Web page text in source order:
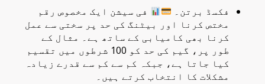
فکسڈ برتن۔
فی سیشن ایک مخصوص رقم
مختص کرنا اور بیٹنگ کی حد پر سختی سے عمل
کرنا بھی کامیابی کے ساتھ ہے۔ مثال کے
طور پر، گیم کی حد کو 100 شرطوں میں تقسیم
کیا جاتا ہے، جبکہ کم سے کم سے قدرے زیادہ
مشکلات کا انتخاب کرتے ہیں۔